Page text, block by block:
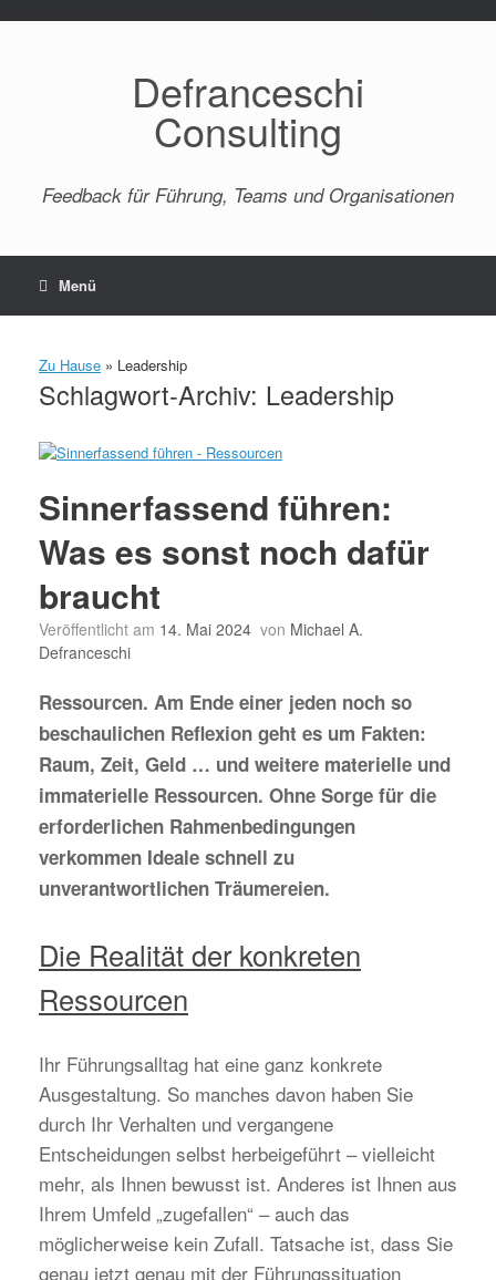
Defranceschi
Consulting
Feedback für Führung, Teams und Organisationen
Menü
Zu Hause » Leadership
Schlagwort-Archiv: Leadership
Sinnerfassend führen:
Was es sonst noch dafür
braucht
Veröffentlicht am 14. Mai 2024 von Michael A.
Defranceschi
Ressourcen. Am Ende einer jeden noch so
beschaulichen Reflexion geht es um Fakten:
Raum, Zeit, Geld … und weitere materielle und
immaterielle Ressourcen. Ohne Sorge für die
erforderlichen Rahmenbedingungen
verkommen Ideale schnell zu
unverantwortlichen Träumereien.
Die Realität der konkreten
Ressourcen
Ihr Führungsalltag hat eine ganz konkrete
Ausgestaltung. So manches davon haben Sie
durch Ihr Verhalten und vergangene
Entscheidungen selbst herbeigeführt – vielleicht
mehr, als Ihnen bewusst ist. Anderes ist Ihnen aus
Ihrem Umfeld „zugefallen“ – auch das
möglicherweise kein Zufall. Tatsache ist, dass Sie
genau jetzt genau mit der Führungssituation